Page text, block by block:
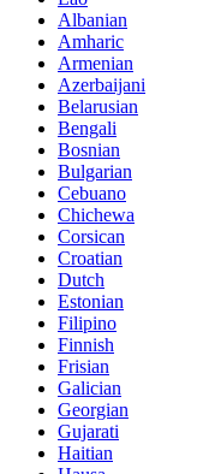
Albanian
Amharic
Armenian
Azerbaijani
Belarusian
Bengali
Bosnian
Bulgarian
Cebuano
Chichewa
Corsican
Croatian
Dutch
Estonian
Filipino
Finnish
Frisian
Galician
Georgian
Gujarati
Haitian